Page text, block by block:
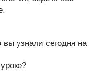
вы узнали сегодня на